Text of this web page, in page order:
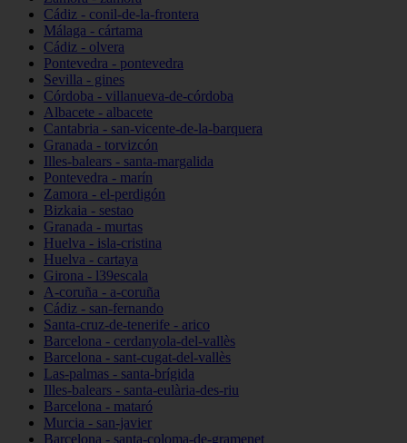
Cádiz - conil-de-la-frontera
Málaga - cártama
Cádiz - olvera
Pontevedra - pontevedra
Sevilla - gines
Córdoba - villanueva-de-córdoba
Albacete - albacete
Cantabria - san-vicente-de-la-barquera
Granada - torvizcón
Illes-balears - santa-margalida
Pontevedra - marín
Zamora - el-perdigón
Bizkaia - sestao
Granada - murtas
Huelva - isla-cristina
Huelva - cartaya
Girona - l39escala
A-coruña - a-coruña
Cádiz - san-fernando
Santa-cruz-de-tenerife - arico
Barcelona - cerdanyola-del-vallès
Barcelona - sant-cugat-del-vallès
Las-palmas - santa-brígida
Illes-balears - santa-eulària-des-riu
Barcelona - mataró
Murcia - san-javier
Barcelona - santa-coloma-de-gramenet